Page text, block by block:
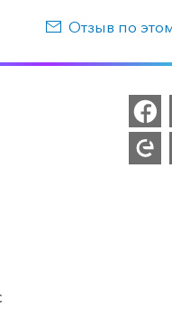
Отзыв по